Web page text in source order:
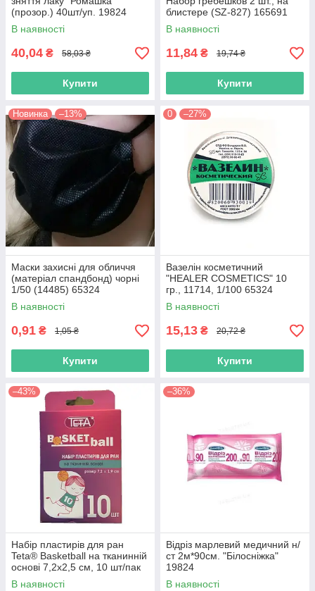
(прозор.) 40шт/уп. 19824
В наявності
40,04 ₴ 58,03 ₴
Купити
блистере (SZ-827) 165691
В наявності
11,84 ₴ 19,74 ₴
Купити
Новинка –13%
Маски захисні для обличчя
(матеріал спандбонд) чорні
1/50 (14485) 65324
В наявності
0,91 ₴ 1,05 ₴
Купити
0 –27%
Вазелін косметичний
"HEALER COSMETICS" 10
гр., 11714, 1/100 65324
В наявності
15,13 ₴ 20,72 ₴
Купити
–43%
Набір пластирів для ран
Teta® Basketball на тканинній
основі 7,2x2,5 см, 10 шт/пак
19824
В наявності
–36%
Відріз марлевий медичний н/
ст 2м*90см. "Білосніжка"
19824
В наявності